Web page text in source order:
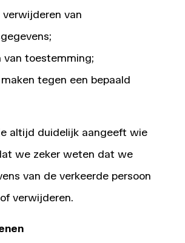
van
van toestemming;
tegen een bepaald
altijd duidelijk aangeeft wie
we zeker weten dat we
van de verkeerde persoon
verwijderen.